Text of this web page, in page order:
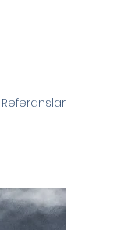
Referanslar